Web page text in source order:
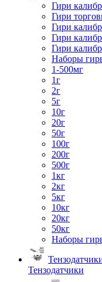
Гири
Гири
Гири
Гири
Гири
Наборы
1-500мг
1г
2г
5г
10г
20г
50г
100г
200г
500г
1кг
2кг
5кг
10кг
20кг
50кг
Наборы
Тензодатчики